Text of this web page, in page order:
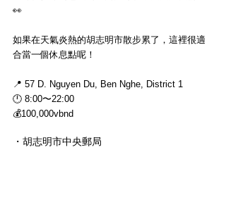
👀
如果在天氣炎熱的胡志明市散步累了，這裡很適
合當一個休息點呢！
📍 57 D. Nguyen Du, Ben Nghe, District 1
🕛 8:00〜22:00
💰100,000vbnd
・胡志明市中央郵局